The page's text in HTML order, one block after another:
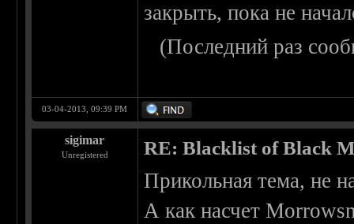
закрыть, пока не
(Последний раз
03-04-2013, 09:39 PM
sigimar
Unregistered RE: Blacklist of Black
Прикольная тема, не
А как насчет